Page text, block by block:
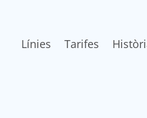
Línies Tarifes